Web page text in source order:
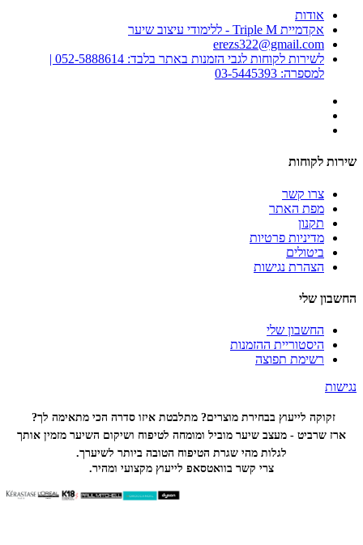
אודות
אקדמיית Triple M - ללימודי עיצוב שיער
erezs322@gmail.com
לשירות לקוחות לגבי הזמנות באתר בלבד: 052-5888614 |
למספרה: 03-5445393
שירות לקוחות
צרו קשר
מפת האתר
תקנון
מדיניות פרטיות
ביטולים
הצהרת נגישות
החשבון שלי
החשבון שלי
היסטוריית ההזמנות
רשימת תפוצה
נגישות
זקוקה לייעוץ בבחירת מוצרים? מתלבטת איזו סדרה הכימתאימה לך?
ארז שרביט - מעצב שיער מוביל ומומחה לטיפוח ושיקום השיער מזמין אותך
לגלות מהי שגרת הטיפוח הטובה ביותר לשיערך.
צרי קשר בוואטסאפ לייעוץ מקצועי ומהיר.